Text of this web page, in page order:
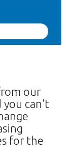
our
you can't
for the